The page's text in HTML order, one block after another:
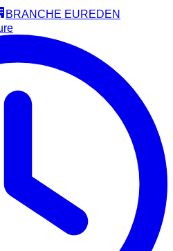
BRANCHE EUREDEN